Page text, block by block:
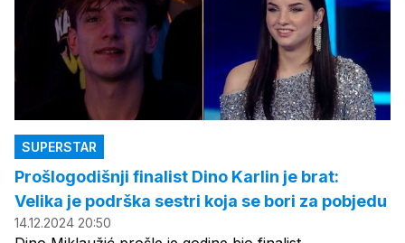
SUPERSTAR
Prošlogodišnji finalist Dino Karlin je brat:
Velika je podrška sestri koja se bori za pobjedu
14.12.2024 20:50